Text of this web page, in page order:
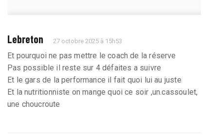
Lebreton 27 octobre 2025 à 15h53
Et pourquoi ne pas mettre le coach de la réserve
Pas possible il reste sur 4 défaites a suivre
Et le gars de la performance il fait quoi lui au juste
Et la nutritionniste on mange quoi ce soir ,un.cassoulet,
une choucroute